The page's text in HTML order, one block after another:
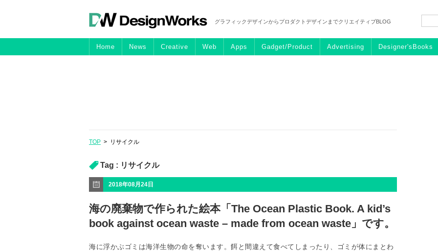
グラフィックデザインからプロダクトデザインまでクリエイティブBLOG
Home News Creative Web Apps Gadget/Product Advertising Designer'sBooks
TOP > リサイクル
Tag : リサイクル
2018年08月24日
海の廃棄物で作られた絵本「The Ocean Plastic Book. A kid’s
book against ocean waste – made from ocean waste」です。
海に浮かぶゴミは海洋生物の命を奪います。餌と間違えて食べてしまったり、ゴミが体にまとわ